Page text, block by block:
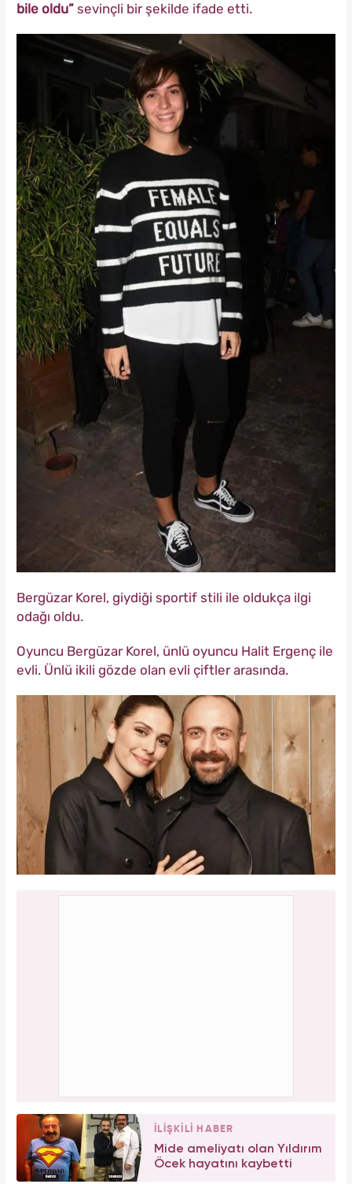
bile oldu” sevinçli bir şekilde ifade etti.
Bergüzar Korel, giydiği sportif stili ile oldukça ilgi
odağı oldu.
Oyuncu Bergüzar Korel, ünlü oyuncu Halit Ergenç ile
evli. Ünlü ikili gözde olan evli çiftler arasında.
İLİŞKİLİ HABER
Mide ameliyatı olan Yıldırım
Öcek hayatını kaybetti